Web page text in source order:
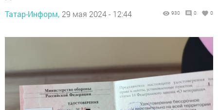
Татар-Информ, 29 мая 2024 - 12:44 930 0 0